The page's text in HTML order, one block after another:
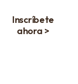
Inscríbete
ahora >